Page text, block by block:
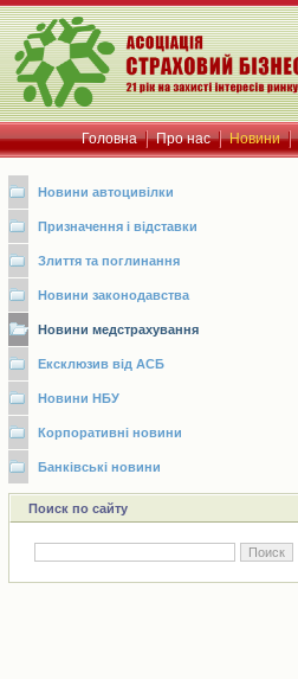
Головна Про нас Новини
Новини автоцивілки
Призначення і відставки
Злиття та поглинання
Новини законодавства
Новини медстрахування
Ексклюзив від АСБ
Новини НБУ
Корпоративні новини
Банківські новини
Поиск по сайту